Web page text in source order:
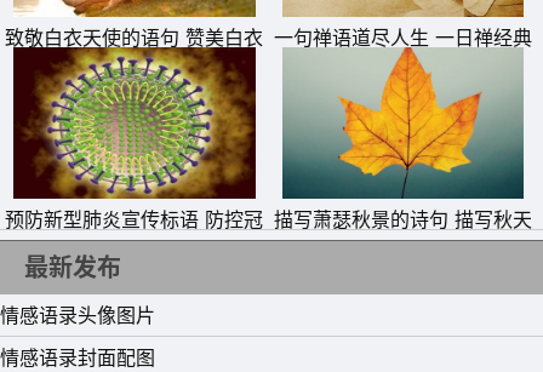
15、只要我们能承受，不逃避，就会珍惜，坚强的心，生活
就不会太苍白。
致敬白衣天使的语句 赞美白衣
天使一句话
一句禅语道尽人生 一日禅经典
句子
预防新型肺炎宣传标语 防控冠
状病毒疫情横幅警示标语
描写萧瑟秋景的诗句 描写秋天
萧瑟秋季的诗句
最新发布
情感语录头像图片
情感语录封面配图